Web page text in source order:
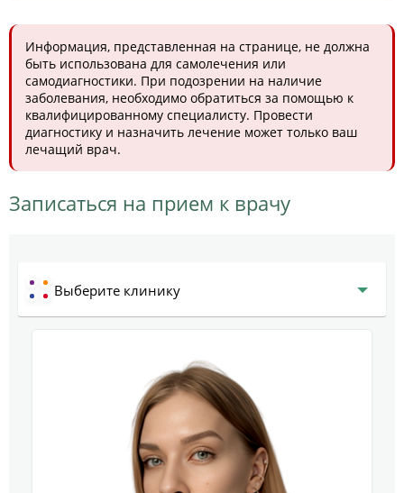
Информация, представленная на странице, не должна
быть использована для самолечения или
самодиагностики. При подозрении на наличие
заболевания, необходимо обратиться за помощью к
квалифицированному специалисту. Провести
диагностику и назначить лечение может только ваш
лечащий врач.
Записаться на прием к врачу
Выберите клинику